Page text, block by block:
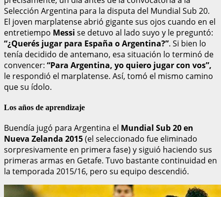
Selección Argentina para la disputa del Mundial Sub 20.
El joven marplatense abrió gigante sus ojos cuando en el
entretiempo Messi se detuvo al lado suyo y le preguntó:
“¿Querés jugar para España o Argentina?”. Si bien lo
tenía decidido de antemano, esa situación lo terminó de
convencer: “Para Argentina, yo quiero jugar con vos”,
le respondió el marplatense. Así, tomó el mismo camino
que su ídolo.
Los años de aprendizaje
Buendía jugó para Argentina el Mundial Sub 20 en
Nueva Zelanda 2015(el seleccionado fue eliminado
sorpresivamente en primera fase) y siguió haciendo sus
primeras armas en Getafe. Tuvo bastante continuidad en
la temporada 2015/16, pero su equipo descendió.